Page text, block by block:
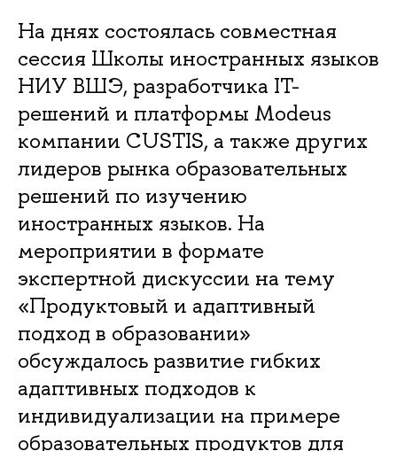
На днях состоялась совместная
сессия Школы иностранных языков
НИУ ВШЭ, разработчика IT-
решений и платформы Modeus
компании CUSTIS, а также других
лидеров рынка образовательных
решений по изучению
иностранных языков. На
мероприятии в формате
экспертной дискуссии на тему
«Продуктовый и адаптивный
подход в образовании»
обсуждалось развитие гибких
адаптивных подходов к
индивидуализации на примере
образовательных продуктов для